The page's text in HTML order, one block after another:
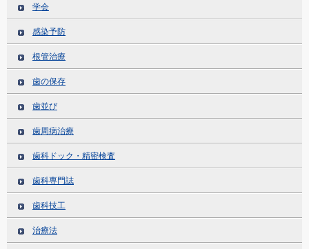
学会
感染予防
根管治療
歯の保存
歯並び
歯周病治療
歯科ドック・精密検査
歯科専門誌
歯科技工
治療法